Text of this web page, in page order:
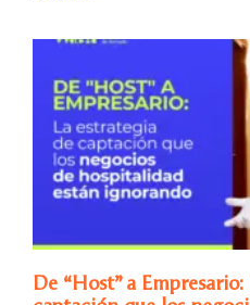
De “Host” a